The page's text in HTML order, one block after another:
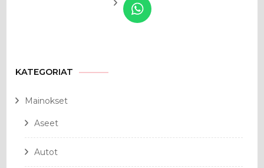
KATEGORIAT
Mainokset
Aseet
Autot